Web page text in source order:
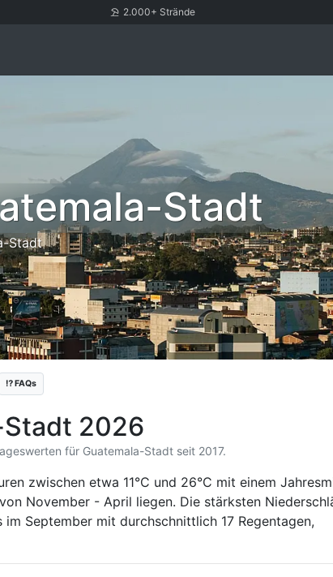
2.000+ Strände
Stadt
Stadt
⁉️ FAQs
2026
für Guatemala-Stadt seit 2017.
zwischen etwa 11°C und 26°C mit einem
November - April liegen. Die stärksten
September mit durchschnittlich 17 Regentagen,